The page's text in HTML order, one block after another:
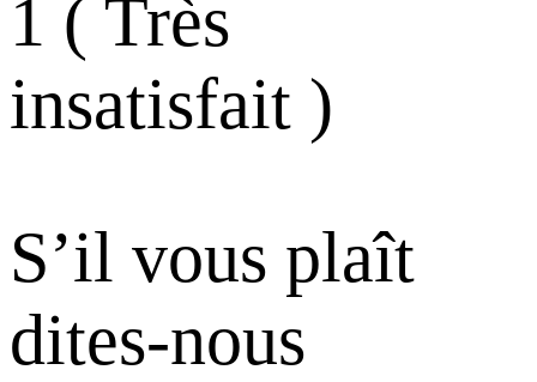
1 ( Très
insatisfait )
S’il vous plaît
dites-nous